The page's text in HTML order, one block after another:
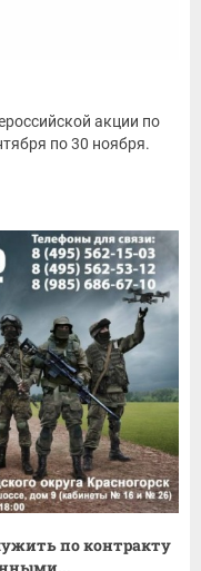
акции по
по 30 ноября.
по контракту